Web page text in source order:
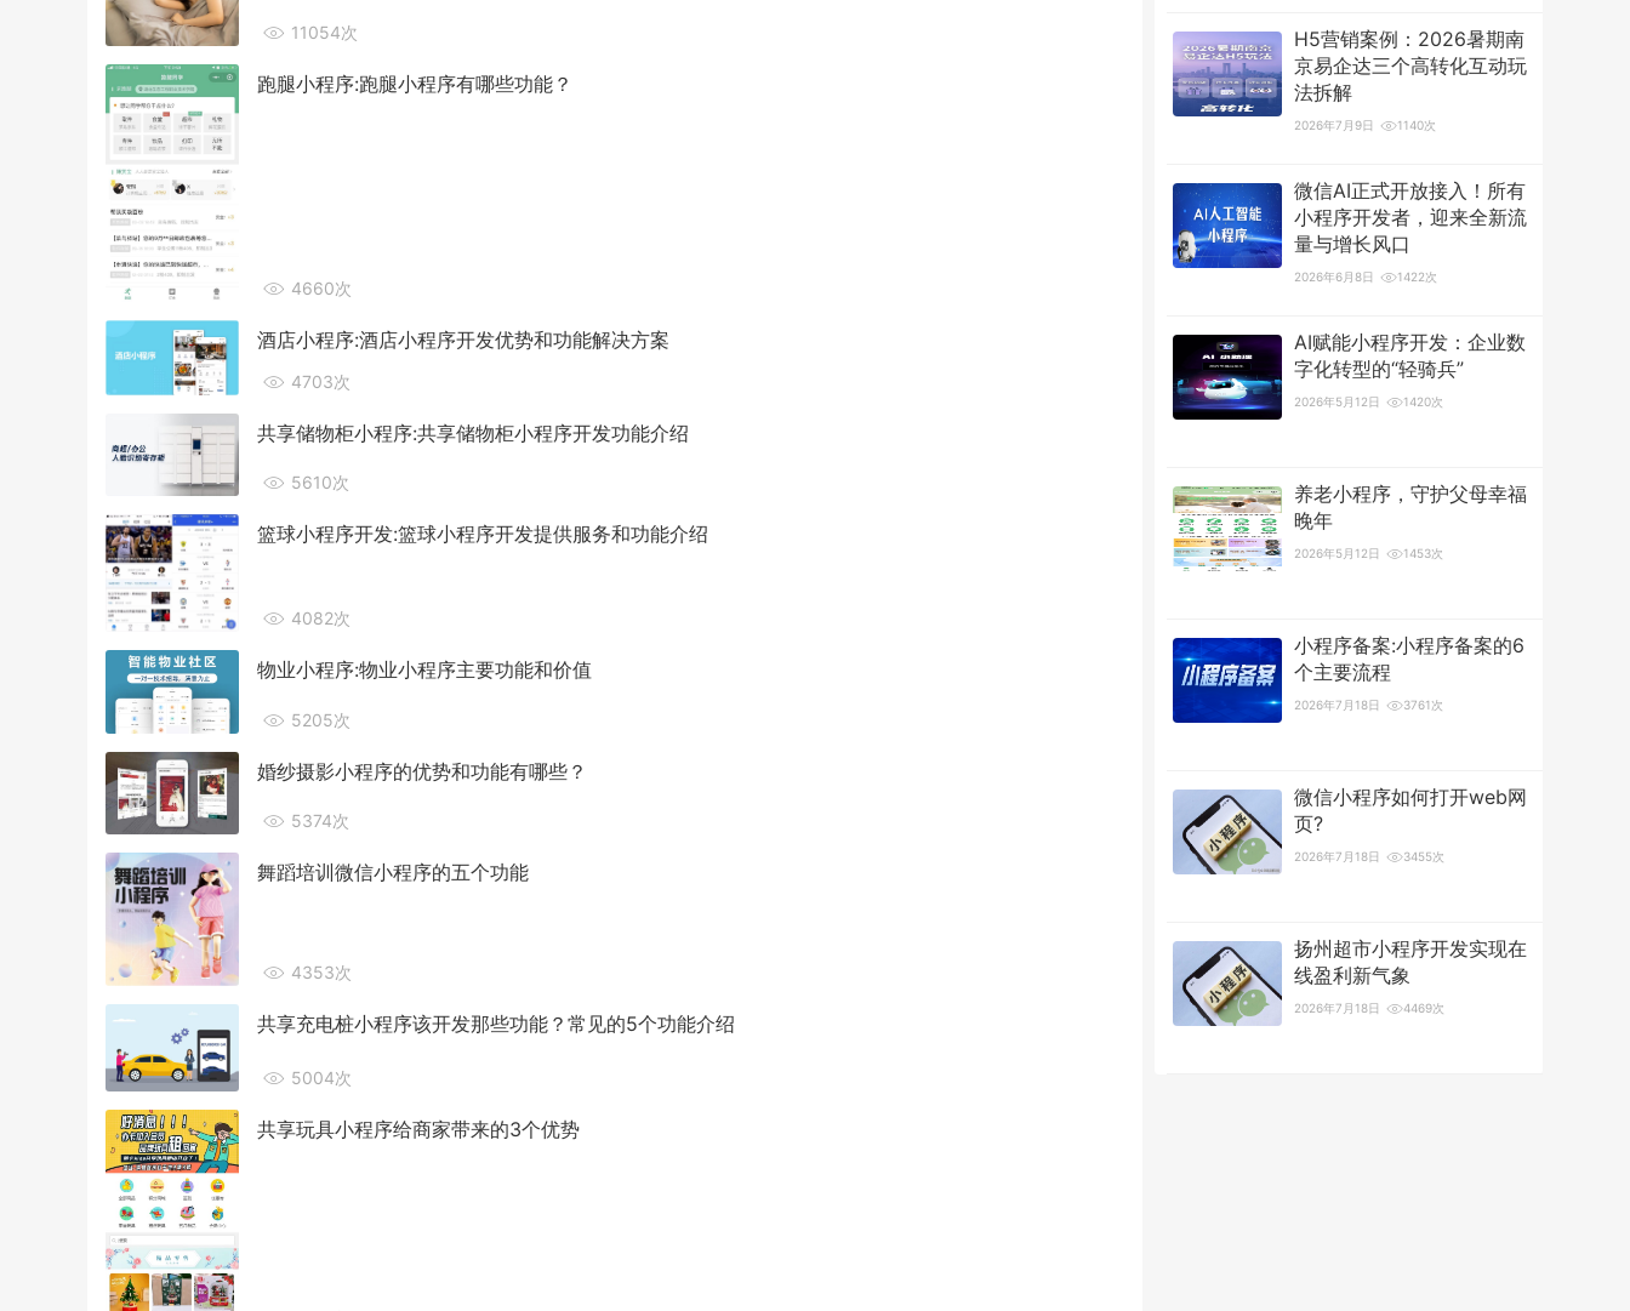
11054次
跑腿小程序:跑腿小程序有哪些功能？
4660次
酒店小程序:酒店小程序开发优势和功能解决方案
4703次
共享储物柜小程序:共享储物柜小程序开发功能介绍
5610次
篮球小程序开发:篮球小程序开发提供服务和功能介绍
4082次
物业小程序:物业小程序主要功能和价值
5205次
婚纱摄影小程序的优势和功能有哪些？
5374次
舞蹈培训微信小程序的五个功能
4353次
共享充电桩小程序该开发那些功能？常见的5个功能介绍
5004次
共享玩具小程序给商家带来的3个优势
H5营销案例：2026暑期南
京易企达三个高转化互动玩
法拆解
2026年7月9日 1140次
微信AI正式开放接入！所有
小程序开发者，迎来全新流
量与增长风口
2026年6月8日 1422次
AI赋能小程序开发：企业数
字化转型的“轻骑兵”
2026年5月12日 1420次
养老小程序，守护父母幸福
晚年
2026年5月12日 1453次
小程序备案:小程序备案的6
个主要流程
2026年7月18日 3761次
微信小程序如何打开web网
页?
2026年7月18日 3455次
扬州超市小程序开发实现在
线盈利新气象
2026年7月18日 4469次